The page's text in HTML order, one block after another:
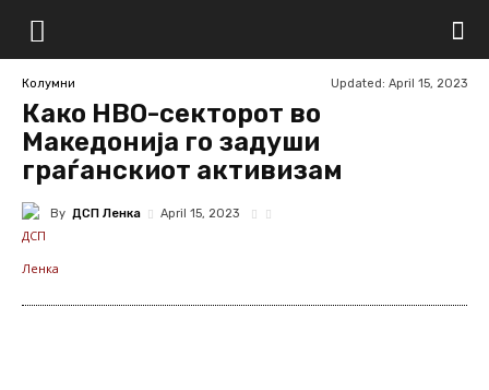
Колумни Updated: April 15, 2023
Како НВО-секторот во
Македонија го задуши
граѓанскиот активизам
By ДСП Ленка April 15, 2023